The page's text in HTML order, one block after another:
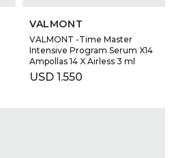
VALMONT
VALMONT -Time Master
Intensive Program Serum X14
Ampollas 14 X Airless 3 ml
USD 1.550